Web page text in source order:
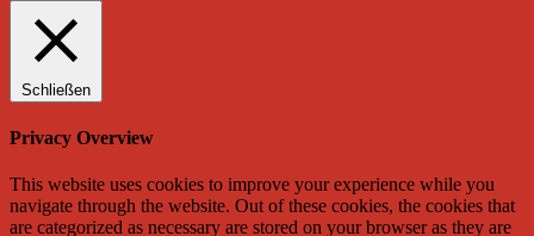
Schließen
Privacy Overview
This website uses cookies to improve your experience while you
navigate through the website. Out of these cookies, the cookies that
are categorized as necessary are stored on your browser as they are